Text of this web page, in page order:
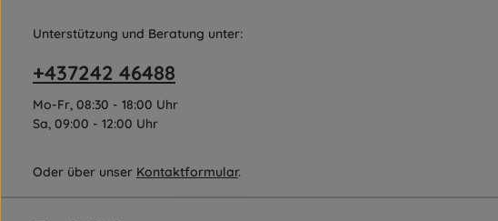
Unterstützung und Beratung unter:
+437242 46488
Mo-Fr, 08:30 - 18:00 Uhr
Sa, 09:00 - 12:00 Uhr
Oder über unser Kontaktformular.